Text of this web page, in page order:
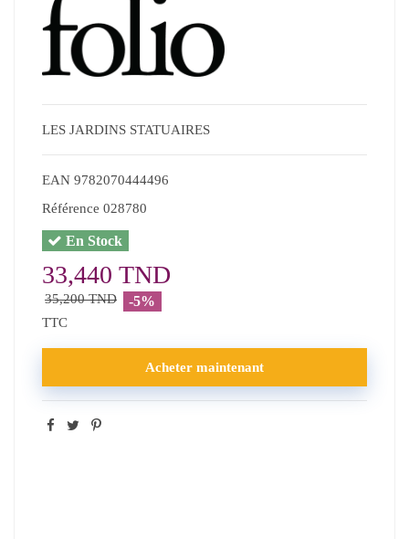
LES JARDINS STATUAIRES
EAN 9782070444496
Référence 028780
En Stock
33,440 TND
35,200 TND -5%
TTC
Acheter maintenant